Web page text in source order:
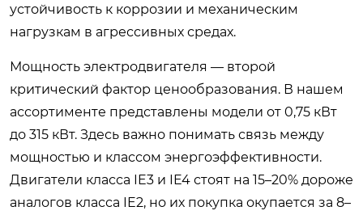
устойчивость к коррозии и механическим
нагрузкам в агрессивных средах.
Мощность электродвигателя — второй
критический фактор ценообразования. В нашем
ассортименте представлены модели от 0,75 кВт
до 315 кВт. Здесь важно понимать связь между
мощностью и классом энергоэффективности.
Двигатели класса IE3 и IE4 стоят на 15–20% дороже
аналогов класса IE2, но их покупка окупается за 8–